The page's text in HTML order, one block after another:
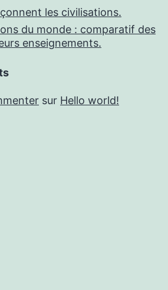
les civilisations.
du monde : comparatif des
enseignements.
sur Hello world!